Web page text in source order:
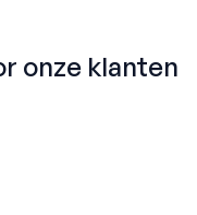
onze klanten